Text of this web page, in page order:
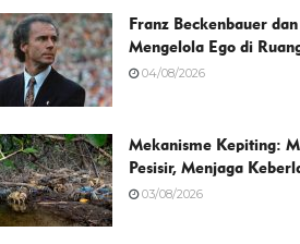
Franz Beckenbauer
Mengelola Ego di
04/08/2026
Mekanisme Kepiting:
Pesisir, Menjaga
03/08/2026